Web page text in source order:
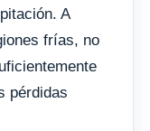
A
frías, no
pérdidas